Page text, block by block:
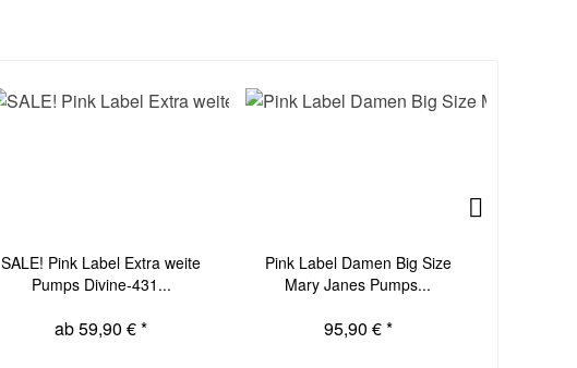
SALE! Pink Label Extra weite
Pumps Divine-431...
ab 59,90 € *
Pink Label Damen Big Size
Mary Janes Pumps...
95,90 € *